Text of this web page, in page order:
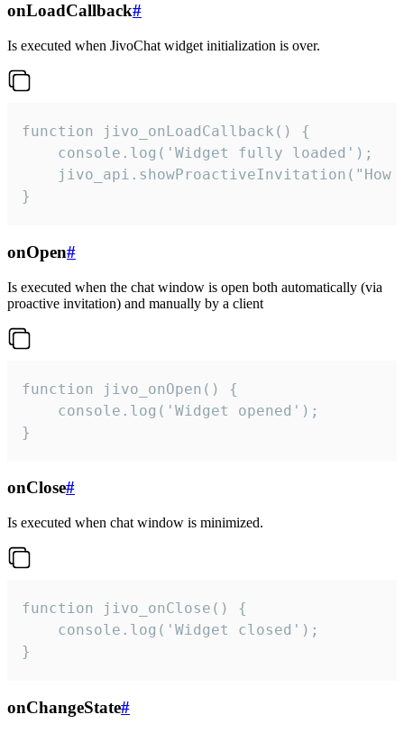
onLoadCallback#
Is executed when JivoChat widget initialization is over.
function jivo_onLoadCallback() {
    console.log('Widget fully loaded');
jivo_api.showProactiveInvitation("How
}
onOpen#
Is executed when the chat window is open both automatically (via
proactive invitation) and manually by a client
function jivo_onOpen() {
    console.log('Widget opened');
}
onClose#
Is executed when chat window is minimized.
function jivo_onClose() {
    console.log('Widget closed');
}
onChangeState#